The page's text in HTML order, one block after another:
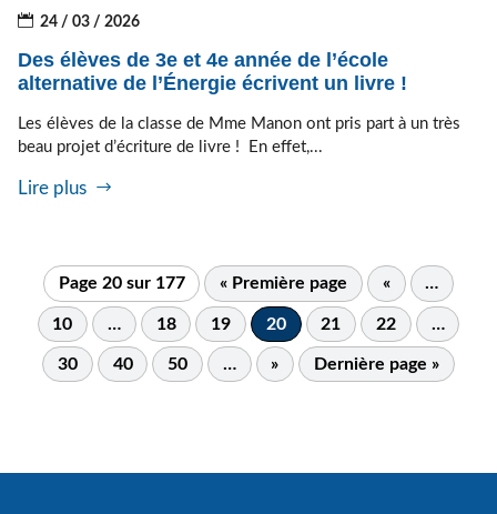
24 / 03 / 2026
Des élèves de 3e et 4e année de l’école
alternative de l’Énergie écrivent un livre !
Les élèves de la classe de Mme Manon ont pris part à un très
beau projet d’écriture de livre ! En effet,...
Lire plus
Page 20 sur 177 « Première page « …
10 … 18 19 20 21 22 …
30 40 50 … » Dernière page »